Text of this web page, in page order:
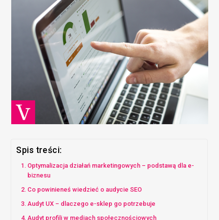
Spis treści:
Optymalizacja działań marketingowych – podstawą dla e-
biznesu
Co powinieneś wiedzieć o audycie SEO
Audyt UX – dlaczego e-sklep go potrzebuje
Audyt profili w mediach społecznościowych